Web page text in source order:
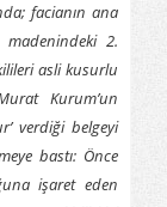
facianın ana
2.
asli kusurlu
Kurum’un
verdiği belgeyi
bastı: Önce
işaret eden